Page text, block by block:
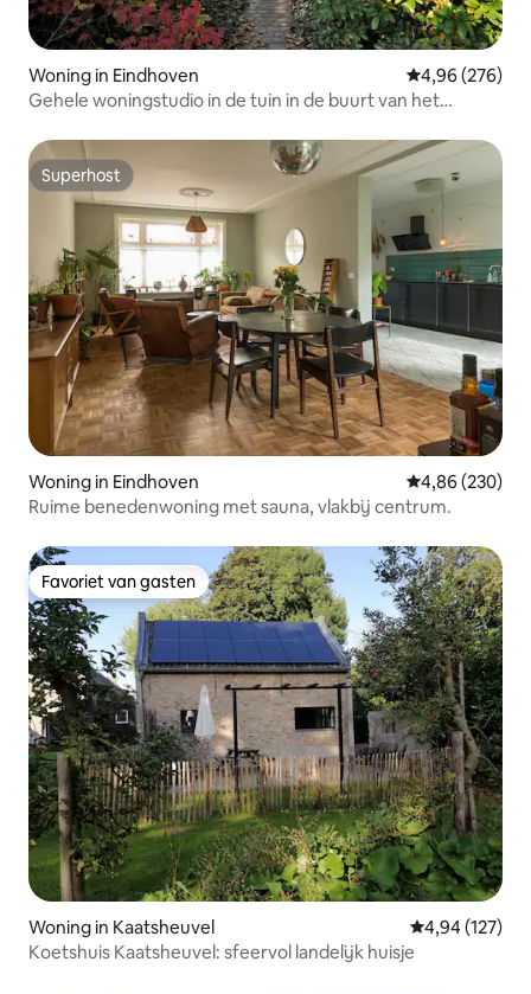
Woning in Eindhoven Gemiddelde
4,96 (276)
Gehele woningstudio in de tuin in de buurt van het
Superhost
Superhost
Woning in Eindhoven Gemiddelde
4,86 (230)
Ruime benedenwoning met sauna, vlakbij centrum.
Favoriet van gasten
Favoriet van gasten
Woning in Kaatsheuvel Gemiddelde
4,94 (127)
Koetshuis Kaatsheuvel: sfeervol landelijk huisje